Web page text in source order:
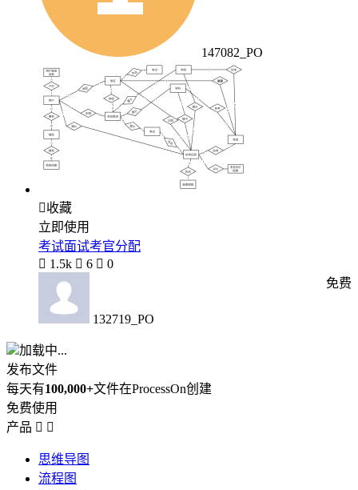
147082_PO
收藏
立即使用
考试面试考官分配
 1.5k  6  0
132719_PO
免费
加载中...
发布文件
每天有100,000+文件在ProcessOn创建
免费使用
产品  
思维导图
流程图